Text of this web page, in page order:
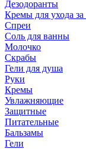
Дезодоранты
Кремы для ухода
Спреи
Соль для ванны
Молочко
Скрабы
Гели для душа
Руки
Кремы
Увлажняющие
Защитные
Питательные
Бальзамы
Гели